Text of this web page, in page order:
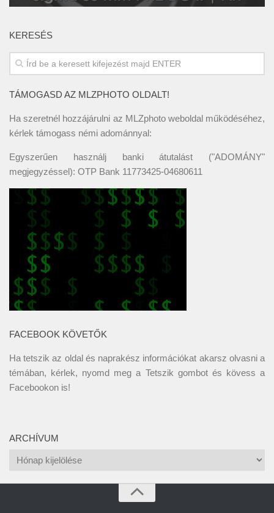
KERESÉS
TÁMOGASD AZ MLZPHOTO OLDALT!
Ha szeretnél hozzájárulni az MLZphoto weboldal működéséhez,
kérlek támogass némi adománnyal:
Egyszerűen használj banki átutalást ("ADOMÁNY"
megjegyzéssel): OTP Bank 11773425-04680611
FACEBOOK KÖVETŐK
Ha tetszik az oldal és naprakész információkat akarsz olvasni a
témában, kérlek, nyomd meg a Tetszik gombot és kövess a
Facebookon is!
ARCHÍVUM
Archívum